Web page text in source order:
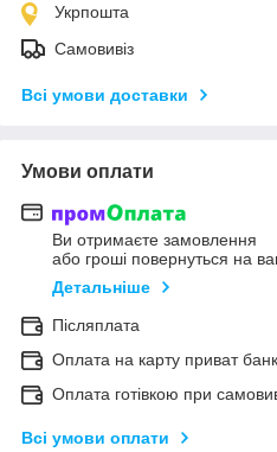
Укрпошта
Самовивіз
Всі умови доставки
Умови оплати
Ви отримаєте замовлення
або гроші повернуться на
Детальніше
Післяплата
Оплата на карту приват
Оплата готівкою при
Всі умови оплати